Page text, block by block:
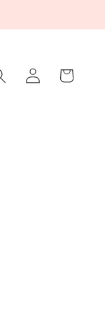
InloggenWinkelwagen